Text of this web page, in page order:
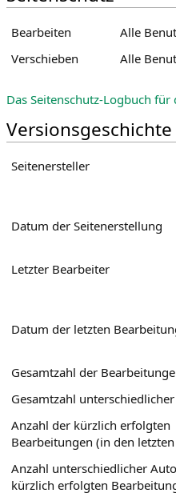
Bearbeiten
Alle
Verschieben
Alle
Das Seitenschutz-Logbuch für
Versionsgeschichte
Seitenersteller
Datum der Seitenerstellung
Letzter Bearbeiter
Datum der letzten
Gesamtzahl der
Gesamtzahl
Anzahl der kürzlich erfolgten
Bearbeitungen (in den letzten
Anzahl unterschiedlicher
kürzlich erfolgten